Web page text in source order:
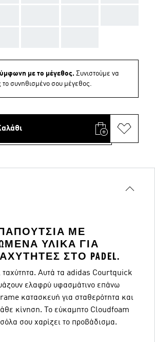
με το μέγεθος. Συνιστούμε να
το συνηθισμένο σου μέγεθος.
ΜΕ
ΥΛΙΚΆ ΓΙΑ
ΣΤΟ PADEL.
ταχύτητα. Αυτά τα adidas Courtquick
ελαφρύ υφασμάτινο επάνω
κατασκευή για σταθερότητα και
κίνηση. Το εύκαμπτο Cloudfoam
σου χαρίζει το προβάδισμα.